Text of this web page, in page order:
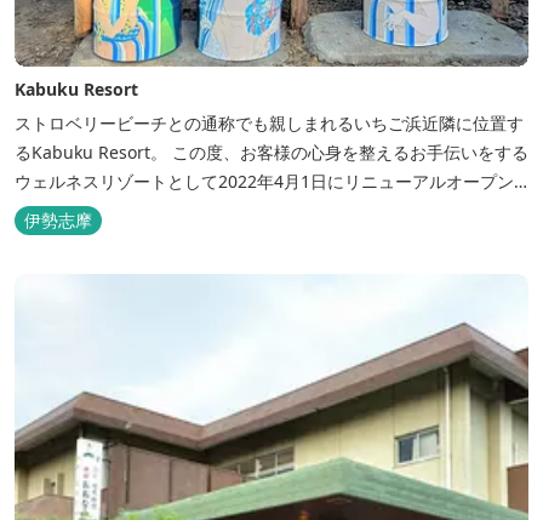
Kabuku Resort
ストロベリービーチとの通称でも親しまれるいちご浜近隣に位置す
るKabuku Resort。 この度、お客様の心身を整えるお手伝いをする
ウェルネスリゾートとして2022年4月1日にリニューアルオープン
いたしました。 フィンランド式ロウリュテントサウナがご宿泊区画
に1張ずつ付属されたプランが登場。 「ととのう」条件が揃い、さ
らに皆様に楽しんでもらえる空間となりました。 満点の星空の下で
伊勢志摩